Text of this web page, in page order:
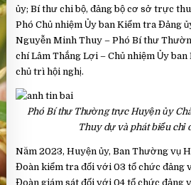
ủy; Bí thư chi bộ, đảng bộ cơ sở trực
Phó Chủ nhiệm Ủy ban Kiểm tra Đảng
Nguyễn Minh Thuy – Phó Bí thư
chí Lâm Thắng Lợi – Chủ nhiệm Ủy
chủ trì hội nghị.
Phó Bí thư Thường trực Huyện ủy
Thuy dự và phát biểu chỉ
Năm 2023, Huyện ủy, Ban Thường vụ
Đoàn kiểm tra đối với 03 tổ chức đảng
Đoàn giám sát đối với 04 tổ chức đảng